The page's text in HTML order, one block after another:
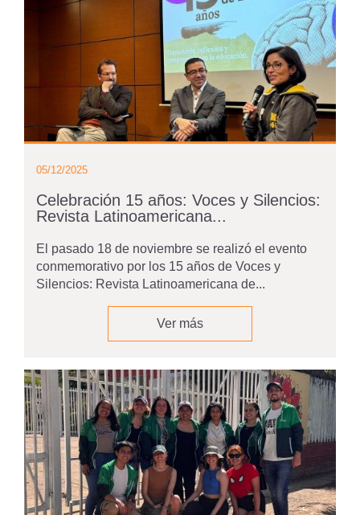
05/12/2025
Celebración 15 años: Voces y Silencios:
Revista Latinoamericana...
El pasado 18 de noviembre se realizó el evento
conmemorativo por los 15 años de Voces y
Silencios: Revista Latinoamericana de...
Ver más